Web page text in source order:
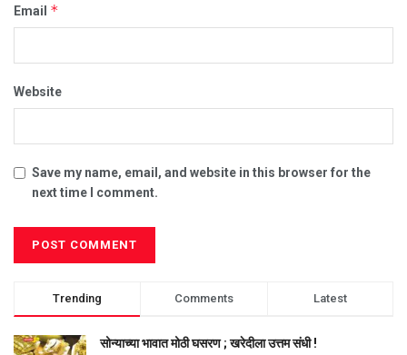
Email *
Website
Save my name, email, and website in this browser for the
next time I comment.
Trending Comments Latest
सोन्याच्या भावात मोठी घसरण ; खरेदीला उत्तम संधी !